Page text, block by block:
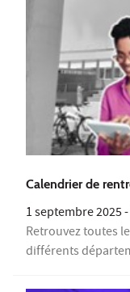
Calendrier de
1 septembre 2025-
Retrouvez toutes
différents